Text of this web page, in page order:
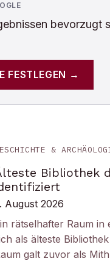
bevorzugt
FESTLEGEN →
&
Bibliothek
August 2026
rätselhafter Raum
als älteste
galt zuvor als